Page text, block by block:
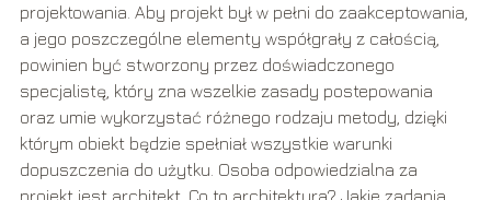
projektowania. Aby projekt był w pełni do zaakceptowania,
a jego poszczególne elementy współgrały z całością,
powinien być stworzony przez doświadczonego
specjalistę, który zna wszelkie zasady postepowania
oraz umie wykorzystać różnego rodzaju metody, dzięki
którym obiekt będzie spełniał wszystkie warunki
dopuszczenia do użytku. Osoba odpowiedzialna za
projekt jest architekt. Co to architektura? Jakie zadania